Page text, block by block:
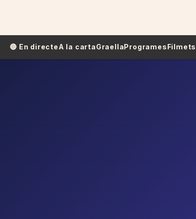
🔴​​ En directeA la cartaGraellaProgramesFilmets